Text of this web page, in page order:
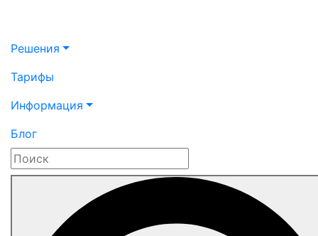
Решения
Тарифы
Информация
Блог